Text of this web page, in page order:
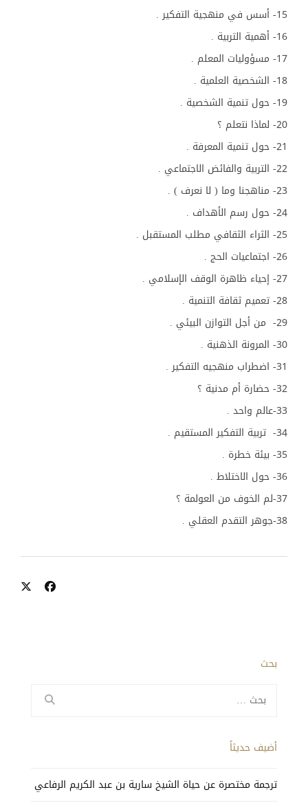
15- أسس في منهجية التفكير .
16- أهمية التربية .
17- مسؤوليات المعلم .
18- الشخصية العلمية .
19- حول تنمية الشخصية .
20- لماذا نتعلم ؟
21- حول تنمية المعرفة .
22- التربية والفائض الاجتماعي .
23- مناهجنا وما ( لا نعرف ) .
24- حول رسم الأهداف .
25- الثراء الثقافي مطلب المستقبل .
26- اجتماعيات الحج .
27- إحياء ظاهرة الوقف الإسلامي .
28- تعميم ثقافة التنمية .
29- من أجل التوازن البيئي .
30- المرونة الذهنية .
31- اضطراب منهجيه التفكير .
32- حضارة أم مدنية ؟
33-عالم واحد .
34- تربية التفكير المستقيم .
35- بيئة خطرة .
36- حول الاختلاط .
37-لم الخوف من العولمة ؟
38-جوهر التقدم العقلي .
بحث
عن:
أضيف حديثاً
ترجمة مختصرة عن حياة الشيخ سارية بن عبد الكريم الرفاعي